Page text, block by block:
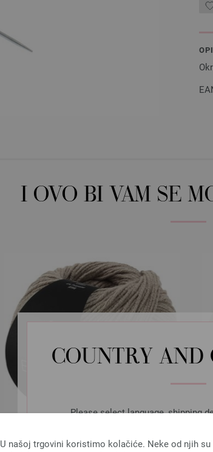
COUNTRY AND
Please select language, shipping
U našoj trgovini koristimo kolačiće. Neke od njih su
I OVO BI VAM SE
Lana Grossa